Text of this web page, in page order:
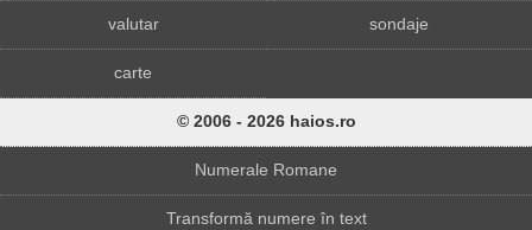
valutar sondaje
carte
© 2006 - 2026 haios.ro
Numerale Romane
Transformă numere în text